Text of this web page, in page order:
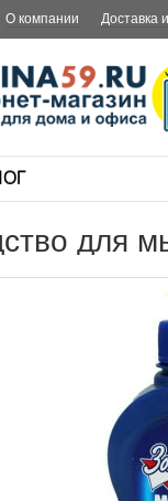
О компании Доставка
для